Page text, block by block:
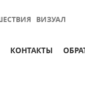
ВИЗУАЛ
КОНТАКТЫ